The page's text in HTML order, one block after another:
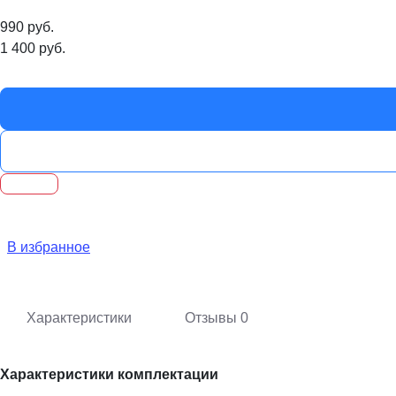
990 руб.
1 400 руб.
В избранное
Характеристики Отзывы 0
Характеристики комплектации